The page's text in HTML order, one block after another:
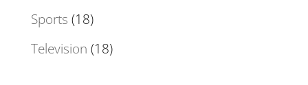
Sports (18)
Television (18)